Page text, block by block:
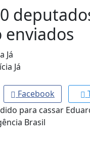
enviados
Já
Facebook
Brasil